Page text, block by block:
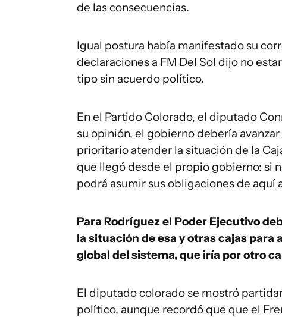
de las consecuencias.
Igual postura había manifestado su
declaraciones a FM Del Sol dijo no
tipo sin acuerdo político.
En el Partido Colorado, el diputado
su opinión, el gobierno debería
prioritario atender la situación de la
que llegó desde el propio gobierno: si
podrá asumir sus obligaciones de aquí
Para Rodríguez el Poder Ejecutivo
la situación de esa y otras cajas
global del sistema, que iría por otro
El diputado colorado se mostró
político, aunque recordó que que el